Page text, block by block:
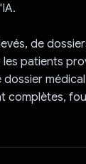
de
patients
complètes,